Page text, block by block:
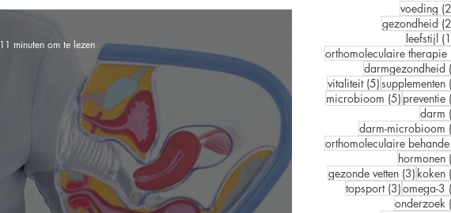
11 minuten om te lezen
voeding
gezondheid
leefstijl
orthomoleculaire therapie
darmgezondheid
vitaliteit (5)5 posts
supplementen
microbioom (5) 5 posts
preventie
darm
darm-microbioom
hormonen
gezonde vetten (3) 3 posts
koken
topsport (3)3 posts
omega-3
onderzoek